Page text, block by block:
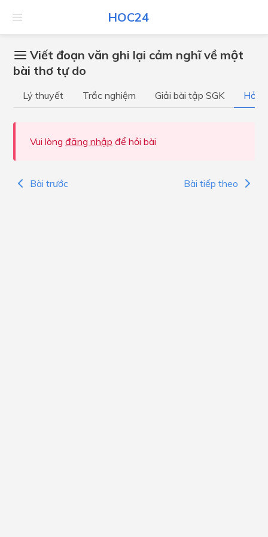
HOC24
Viết đoạn văn ghi lại cảm nghĩ về một
bài thơ tự do
Lý thuyết Trắc nghiệm Giải bài tập SGK Hỏi
Vui lòng đăng nhập để hỏi bài
Bài trước Bài tiếp theo